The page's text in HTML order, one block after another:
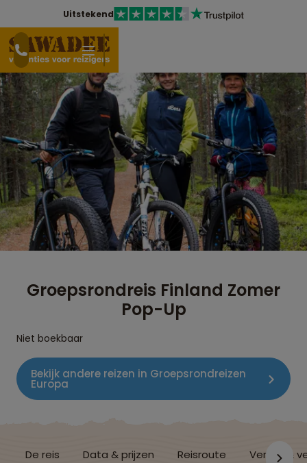
Uitstekend
Groepsrondreis Finland Zomer
Pop-Up
Niet boekbaar
Bekijk andere reizen in Groepsrondreizen
Europa
De reis Data & prijzen Reisroute Verblijf &